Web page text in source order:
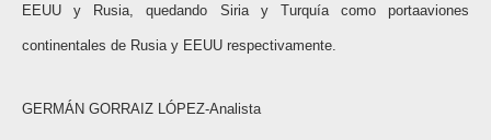
EEUU y Rusia, quedando Siria y Turquía como portaaviones
continentales de Rusia y EEUU respectivamente.
GERMÁN GORRAIZ LÓPEZ-Analista